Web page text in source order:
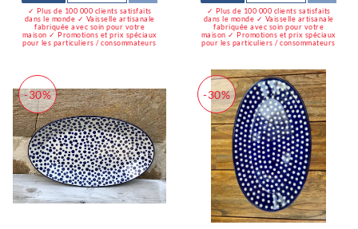
✓ Plus de 100 000 clients satisfaits
dans le monde ✓ Vaisselle artisanale
fabriquée avec soin pour votre
maison ✓ Promotions et prix spéciaux
pour les particuliers / consommateurs
✓ Plus de 100 000 clients satisfaits
dans le monde ✓ Vaisselle artisanale
fabriquée avec soin pour votre
maison ✓ Promotions et prix spéciaux
pour les particuliers / consommateurs
-30% -30%